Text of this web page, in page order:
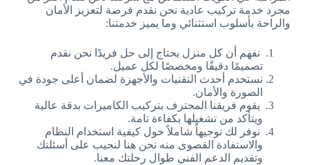
مجرد خدمة تركيب عادية نحن نقدم فرصة لتعزيز الأمان
والراحة بأسلوب استثنائي وما يميز خدمتنا:
نفهم أن كل منزل يحتاج إلى حل فريدًا نحن نقدم
تصميمًا دقيقًا ومخصصًا لكل عميل.
نستخدم أحدث التقنيات والأجهزة لضمان أعلى جودة في
الصورة والأمان.
يقوم فريقنا المحترف بتركيب الكاميرات بدقة عالية
ويتأكد من تشغيلها بكفاءة تامة.
نوفر لك توجيهاً شاملاً حول كيفية استخدام النظام
والاستفادة القصوى منه نحن هنا لنجيب على أسئلتك
وتقديم الدعم الفني طوال رحلتك معنا.